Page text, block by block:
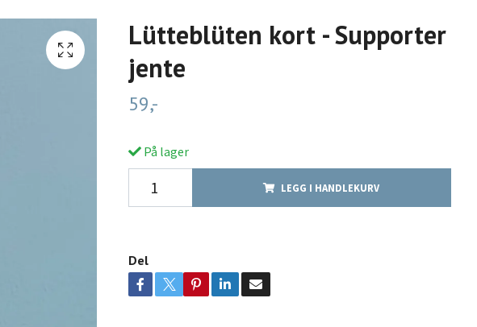
Lütteblüten kort - Supporter
jente
59,-
På lager
LEGG I HANDLEKURV
Del